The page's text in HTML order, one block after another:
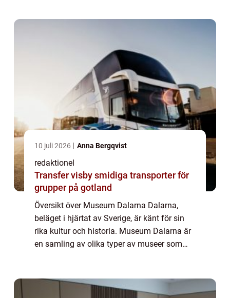
10 juli 2026 Anna Bergqvist
redaktionel
Transfer visby smidiga transporter för
grupper på gotland
Översikt över Museum Dalarna Dalarna,
beläget i hjärtat av Sverige, är känt för sin
rika kultur och historia. Museum Dalarna är
en samling av olika typer av museer som
upplevelser...